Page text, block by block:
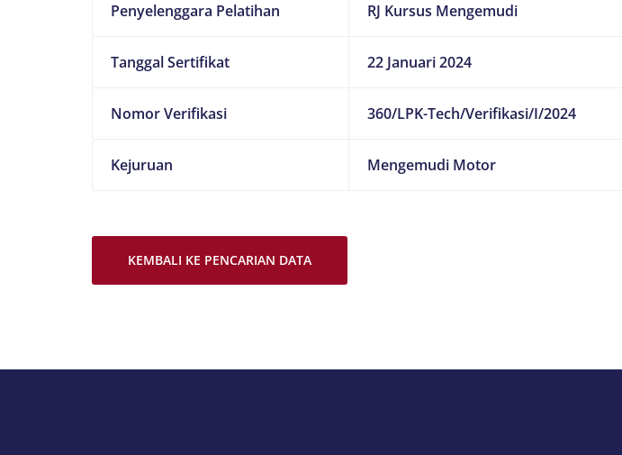
Penyelenggara Pelatihan RJ Kursus Mengemudi
Tanggal Sertifikat 22 Januari 2024
Nomor Verifikasi 360/LPK-Tech/Verifikasi/I/2024
Kejuruan Mengemudi Motor
KEMBALI KE PENCARIAN DATA